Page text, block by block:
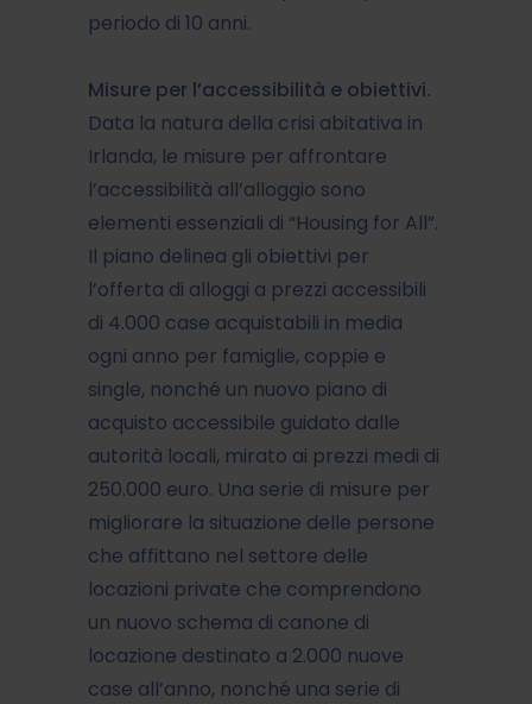
periodo di 10 anni.
Misure per l’accessibilità e obiettivi.
Data la natura della crisi abitativa in
Irlanda, le misure per affrontare
l’accessibilità all’alloggio sono
elementi essenziali di “Housing for All”.
Il piano delinea gli obiettivi per
l’offerta di alloggi a prezzi accessibili
di 4.000 case acquistabili in media
ogni anno per famiglie, coppie e
single, nonché un nuovo piano di
acquisto accessibile guidato dalle
autorità locali, mirato ai prezzi medi di
250.000 euro. Una serie di misure per
migliorare la situazione delle persone
che affittano nel settore delle
locazioni private che comprendono
un nuovo schema di canone di
locazione destinato a 2.000 nuove
case all’anno, nonché una serie di